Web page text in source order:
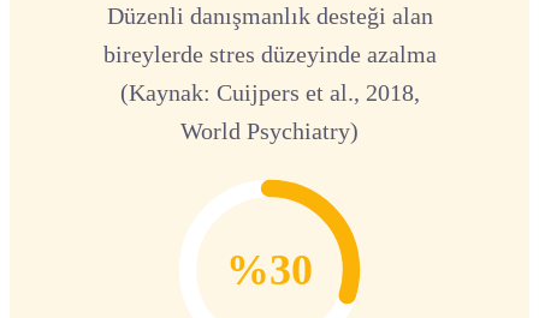
Düzenli danışmanlık desteği alan
bireylerde stres düzeyinde azalma
(Kaynak: Cuijpers et al., 2018,
World Psychiatry)
%30